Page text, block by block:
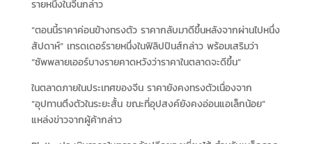
รายหนึ่งในจีนกล่าว
“ตอนนี้ราคาค่อนข้างทรงตัว ราคากลับมาดีขึ้นหลังจากผ่านไปหนึ่ง
สัปดาห์” เทรดเดอร์รายหนึ่งในฟิลิปปินส์กล่าว พร้อมเสริมว่า
“ซัพพลายเออร์บางรายคาดหวังว่าราคาในตลาดจะดีขึ้น”
ในตลาดภายในประเทศของจีน ราคายังคงทรงตัวเนื่องจาก
“อุปทานตึงตัวในระยะสั้น ขณะที่อุปสงค์ยังคงอ่อนแอเล็กน้อย”
แหล่งข่าวจากผู้ค้ากล่าว